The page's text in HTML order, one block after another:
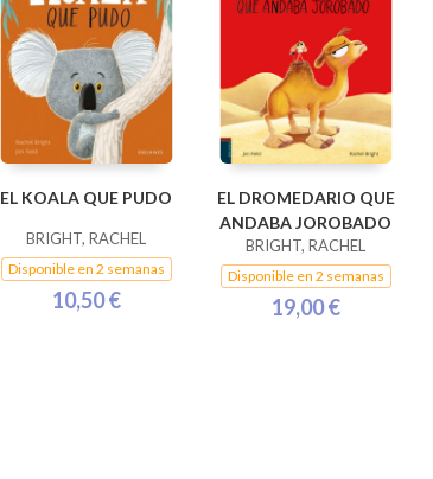
EL KOALA QUE PUDO
BRIGHT, RACHEL
Disponible en 2 semanas
10,50 €
EL DROMEDARIO QUE
ANDABA JOROBADO
BRIGHT, RACHEL
Disponible en 2 semanas
19,00 €